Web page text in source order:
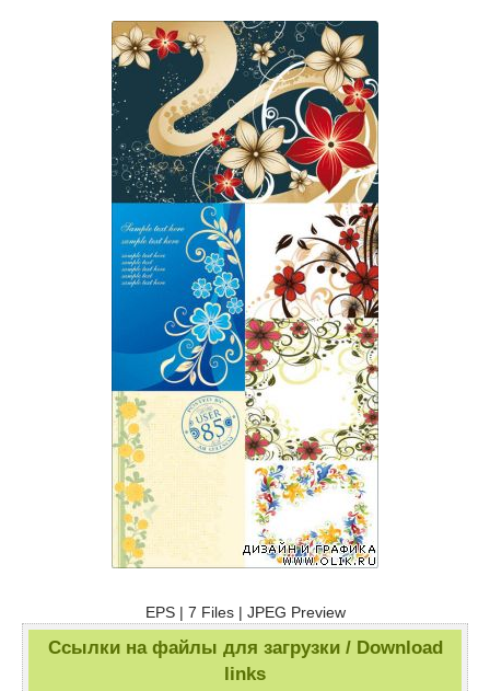
EPS | 7 Files | JPEG Preview
Ссылки на файлы для загрузки / Download
links